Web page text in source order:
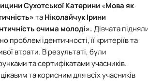
Антикорупційні заходи
Сухотської Катерини «Мова як
таНіколайчук Ірини
очима молоді».Дівчата
проблем ідентичності, її критеріїв та
втрати. В результаті, були
та сертифікатами учасників.
та корисним для всіх учасників